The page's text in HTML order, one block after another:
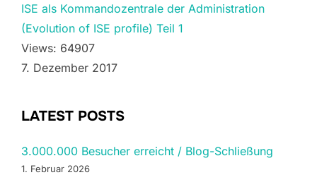
ISE als Kommandozentrale der Administration
(Evolution of ISE profile) Teil 1
Views: 64907
7. Dezember 2017
LATEST POSTS
3.000.000 Besucher erreicht / Blog-Schließung
1. Februar 2026